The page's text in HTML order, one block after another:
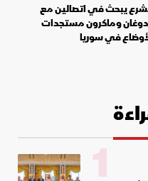
يبحث في اتصالين مع
وماكرون مستجدات
في سوريا
1